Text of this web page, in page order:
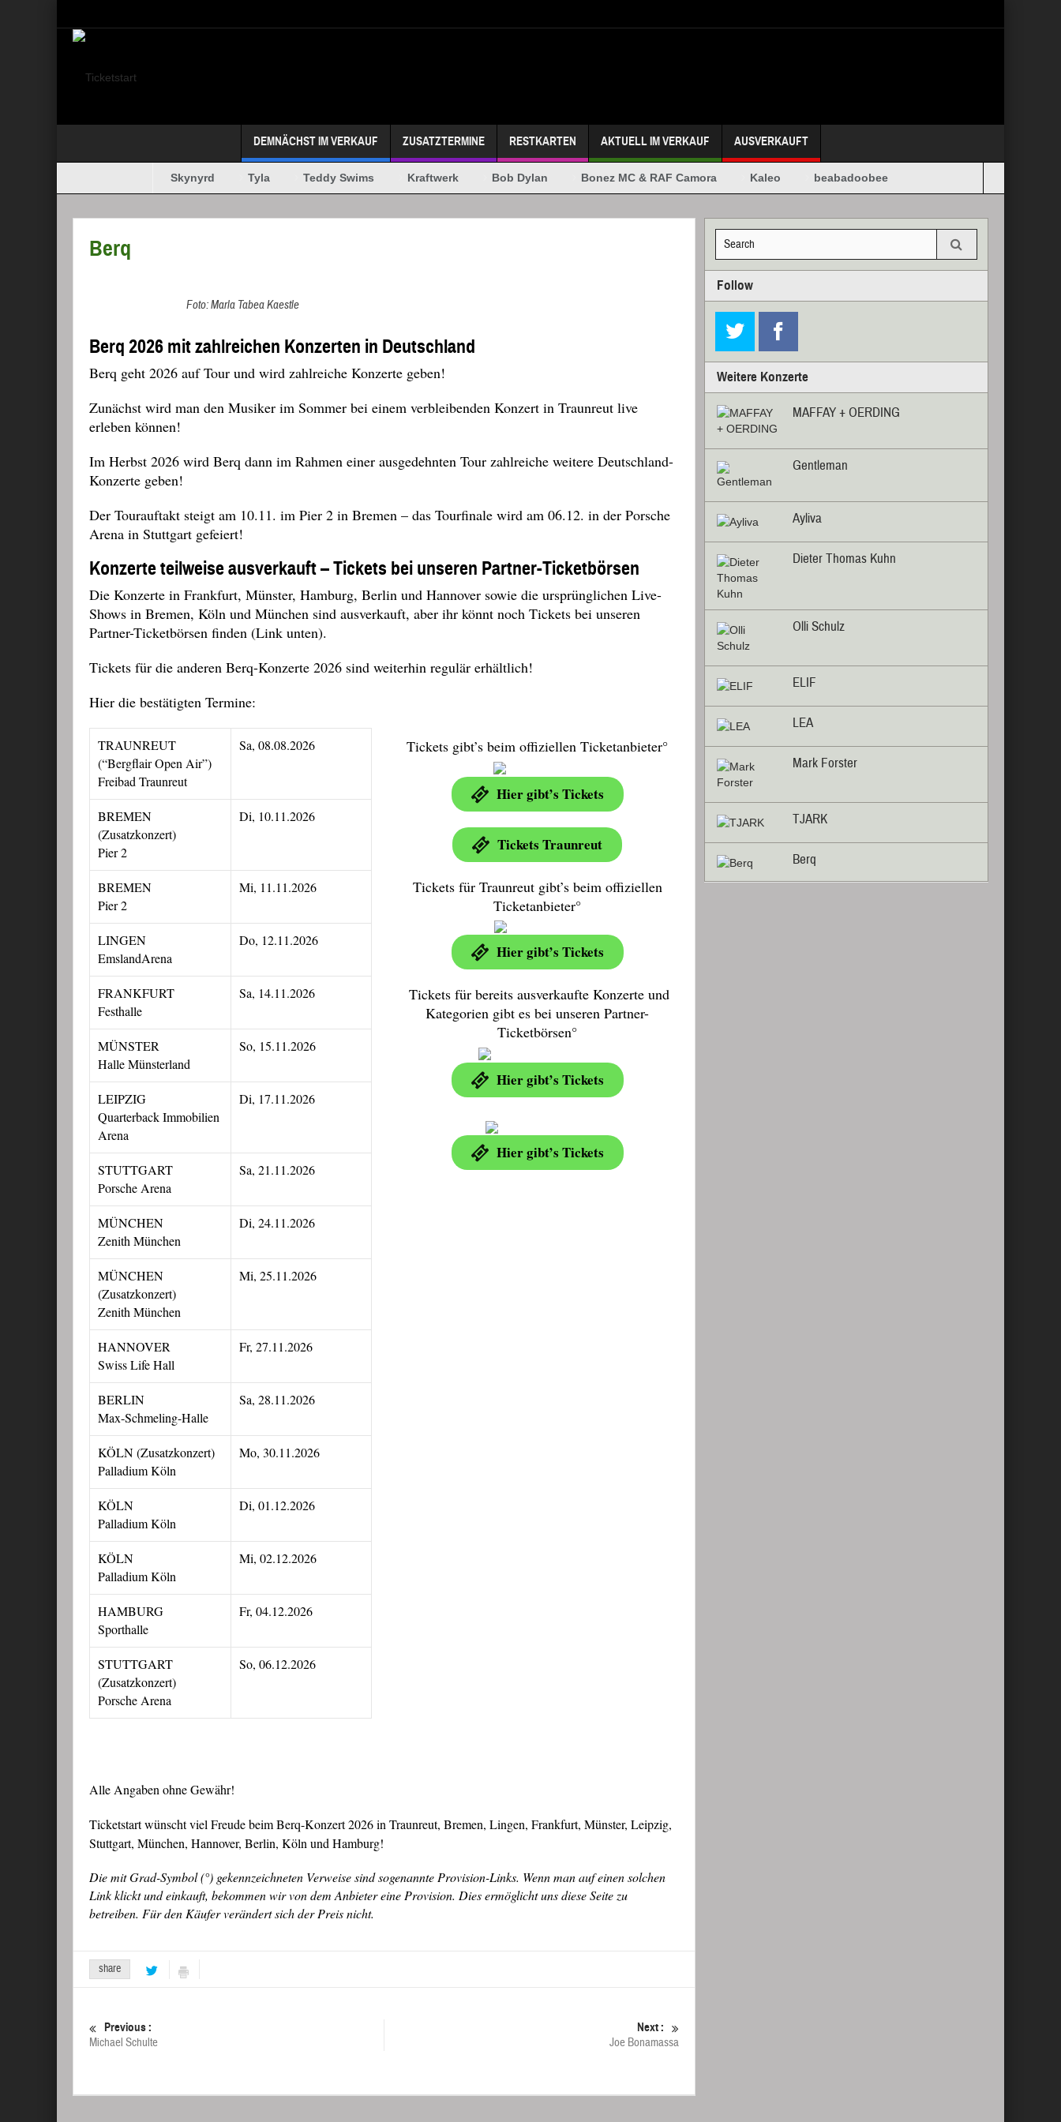
DEMNÄCHST IM VERKAUF ZUSATZTERMINE RESTKARTEN AKTUELL IM VERKAUF AUSVERKAUFT
Lynyrd Skynyrd Tyla Teddy Swims Kraftwerk Bob Dylan Bonez MC & RAF Camora Kaleo beabadoobee
Berq
Foto: Marla Tabea Kaestle
Berq 2026 mit zahlreichen Konzerten in Deutschland
Berq geht 2026 auf Tour und wird zahlreiche Konzerte geben!
Zunächst wird man den Musiker im Sommer bei einem verbleibenden Konzert in Traunreut live
erleben können!
Im Herbst 2026 wird Berq dann im Rahmen einer ausgedehnten Tour zahlreiche weitere Deutschland-
Konzerte geben!
Der Tourauftakt steigt am 10.11. im Pier 2 in Bremen – das Tourfinale wird am 06.12. in der Porsche
Arena in Stuttgart gefeiert!
Konzerte teilweise ausverkauft – Tickets bei unseren Partner-Ticketbörsen
Die Konzerte in Frankfurt, Münster, Hamburg, Berlin und Hannover sowie die ursprünglichen Live-
Shows in Bremen, Köln und München sind ausverkauft, aber ihr könnt noch Tickets bei unseren
Partner-Ticketbörsen finden (Link unten).
Tickets für die anderen Berq-Konzerte 2026 sind weiterhin regulär erhältlich!
Hier die bestätigten Termine:
TRAUNREUT
(“Bergflair Open Air”)
Freibad Traunreut
Sa, 08.08.2026
BREMEN
(Zusatzkonzert)
Pier 2
Di, 10.11.2026
BREMEN
Pier 2
Mi, 11.11.2026
LINGEN
EmslandArena
Do, 12.11.2026
FRANKFURT
Festhalle
Sa, 14.11.2026
MÜNSTER
Halle Münsterland
So, 15.11.2026
LEIPZIG
Quarterback Immobilien
Arena
Di, 17.11.2026
STUTTGART
Porsche Arena
Sa, 21.11.2026
MÜNCHEN
Zenith München
Di, 24.11.2026
MÜNCHEN
(Zusatzkonzert)
Zenith München
Mi, 25.11.2026
HANNOVER
Swiss Life Hall
Fr, 27.11.2026
BERLIN
Max-Schmeling-Halle
Sa, 28.11.2026
KÖLN (Zusatzkonzert)
Palladium Köln
Mo, 30.11.2026
KÖLN
Palladium Köln
Di, 01.12.2026
KÖLN
Palladium Köln
Mi, 02.12.2026
HAMBURG
Sporthalle
Fr, 04.12.2026
STUTTGART
(Zusatzkonzert)
Porsche Arena
So, 06.12.2026
Tickets gibt’s beim offiziellen Ticketanbieter°
Hier gibt’s Tickets
Tickets Traunreut
Tickets für Traunreut gibt’s beim offiziellen
Ticketanbieter°
Hier gibt’s Tickets
Tickets für bereits ausverkaufte Konzerte und
Kategorien gibt es bei unseren Partner-
Ticketbörsen°
Hier gibt’s Tickets
Hier gibt’s Tickets
Alle Angaben ohne Gewähr!
Ticketstart wünscht viel Freude beim Berq-Konzert 2026 in Traunreut, Bremen, Lingen, Frankfurt, Münster, Leipzig,
Stuttgart, München, Hannover, Berlin, Köln und Hamburg!
Die mit Grad-Symbol (°) gekennzeichneten Verweise sind sogenannte Provision-Links. Wenn man auf einen solchen
Link klickt und einkauft, bekommen wir von dem Anbieter eine Provision. Dies ermöglicht uns diese Seite zu
betreiben. Für den Käufer verändert sich der Preis nicht.
share
Previous :
Michael Schulte
Next :
Joe Bonamassa
Follow
Weitere Konzerte
MAFFAY + OERDING
Gentleman
Ayliva
Dieter Thomas Kuhn
Olli Schulz
ELIF
LEA
Mark Forster
TJARK
Berq